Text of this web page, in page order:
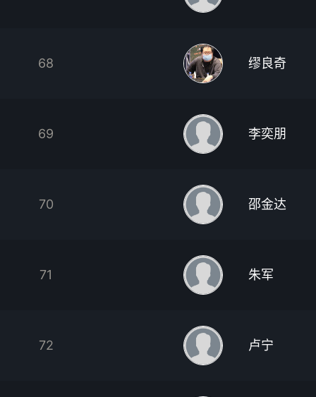
68 缪良奇
69 李奕朋
70 邵金达
71 朱军
72 卢宁